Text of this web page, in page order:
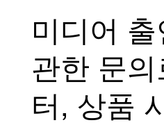
미디어 출
관한 문의
터, 상품